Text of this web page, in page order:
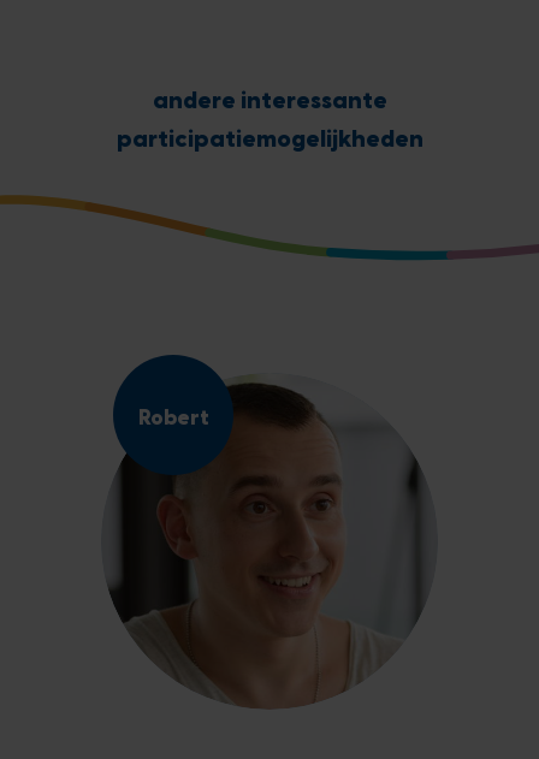
andere interessante
participatiemogelijkheden
Robert